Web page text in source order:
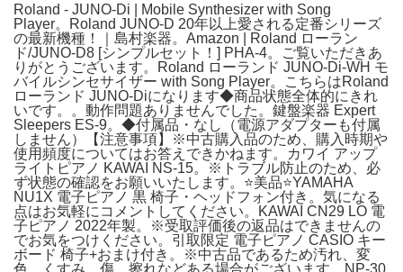
Roland - JUNO-Di | Mobile Synthesizer with Song
Player。Roland JUNO-D 20年以上愛される定番シリーズ
の最新機種！｜島村楽器。Amazon | Roland ローラン
ド/JUNO-D8 [シンプルセット！] PHA-4。ご覧いただきあ
りがとうございます。Roland ローランド JUNO-Di-WH モ
バイルシンセサイザー with Song Player。こちらはRoland
ローランド JUNO-Diになります◆商品状態全体的にきれ
いです。。動作問題ありませんでした。鍵盤楽器 Expert
Sleepers ES-9。◆付属品・なし（電源アダプターも付属
しません）【注意事項】※中古購入品のため、購入時期や
使用頻度についてはお答えできかねます。カワイ アップ
ライトピアノ KAWAI NS-15。※トラブル防止のため、必
ず状態の確認をお願いいたします。⭐️美品⭐️YAMAHA
NU1X 電子ピアノ 黒 椅子・ヘッドフォン付き。気になる
点はお気軽にコメントしてください。KAWAI CN29 LO 電
子ピアノ 2022年製。※受取評価後の返品はできませんの
でお気をつけください。引取限定 電子ピアノ CASIO キー
ボード 椅子+おまけ付き。※中古品であるため汚れ、変
色、くすみ、傷、擦れなどある場合がございます。NP-30